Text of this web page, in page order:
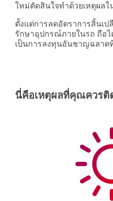
ใหม่ตัดสินใจทำด้วยเหตุผล
ตั้งแต่การลดอัตราการสิ้นเป
รักษาอุปกรณ์ภายในรถ ถือ
เป็นการลงทุนอันชาญฉลาด
นี่คือเหตุผลที่คุณควรติ